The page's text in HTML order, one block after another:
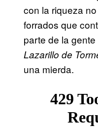
con la riqueza
forrados que
parte de la
Lazarillo de
una mierda.